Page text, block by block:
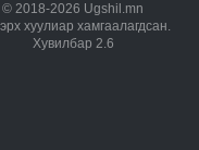
© 2018-2026 Ugshil.mn
хуулиар хамгаалагдсан.
Хувилбар 2.6